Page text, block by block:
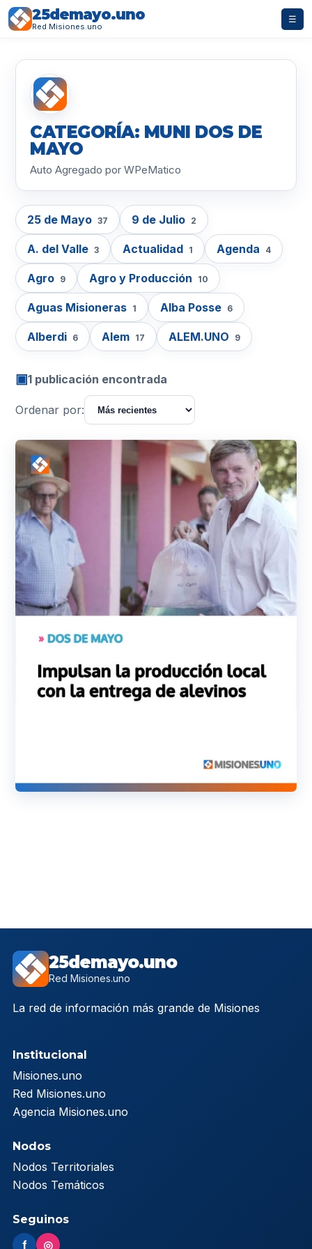
25demayo.uno
Red Misiones.uno
☰
CATEGORÍA: MUNI DOS DE
MAYO
Auto Agregado por WPeMatico
25 de Mayo 37 9 de Julio 2
A. del Valle 3 Actualidad 1 Agenda 4
Agro 9 Agro y Producción 10
Aguas Misioneras 1 Alba Posse 6
Alberdi 6 Alem 17 ALEM.UNO 9
▣1 publicación encontrada
Ordenar por:
25demayo.uno
Red Misiones.uno
La red de información más grande de Misiones
Institucional
Misiones.uno
Red Misiones.uno
Agencia Misiones.uno
Nodos
Nodos Territoriales
Nodos Temáticos
Seguinos
f ◎